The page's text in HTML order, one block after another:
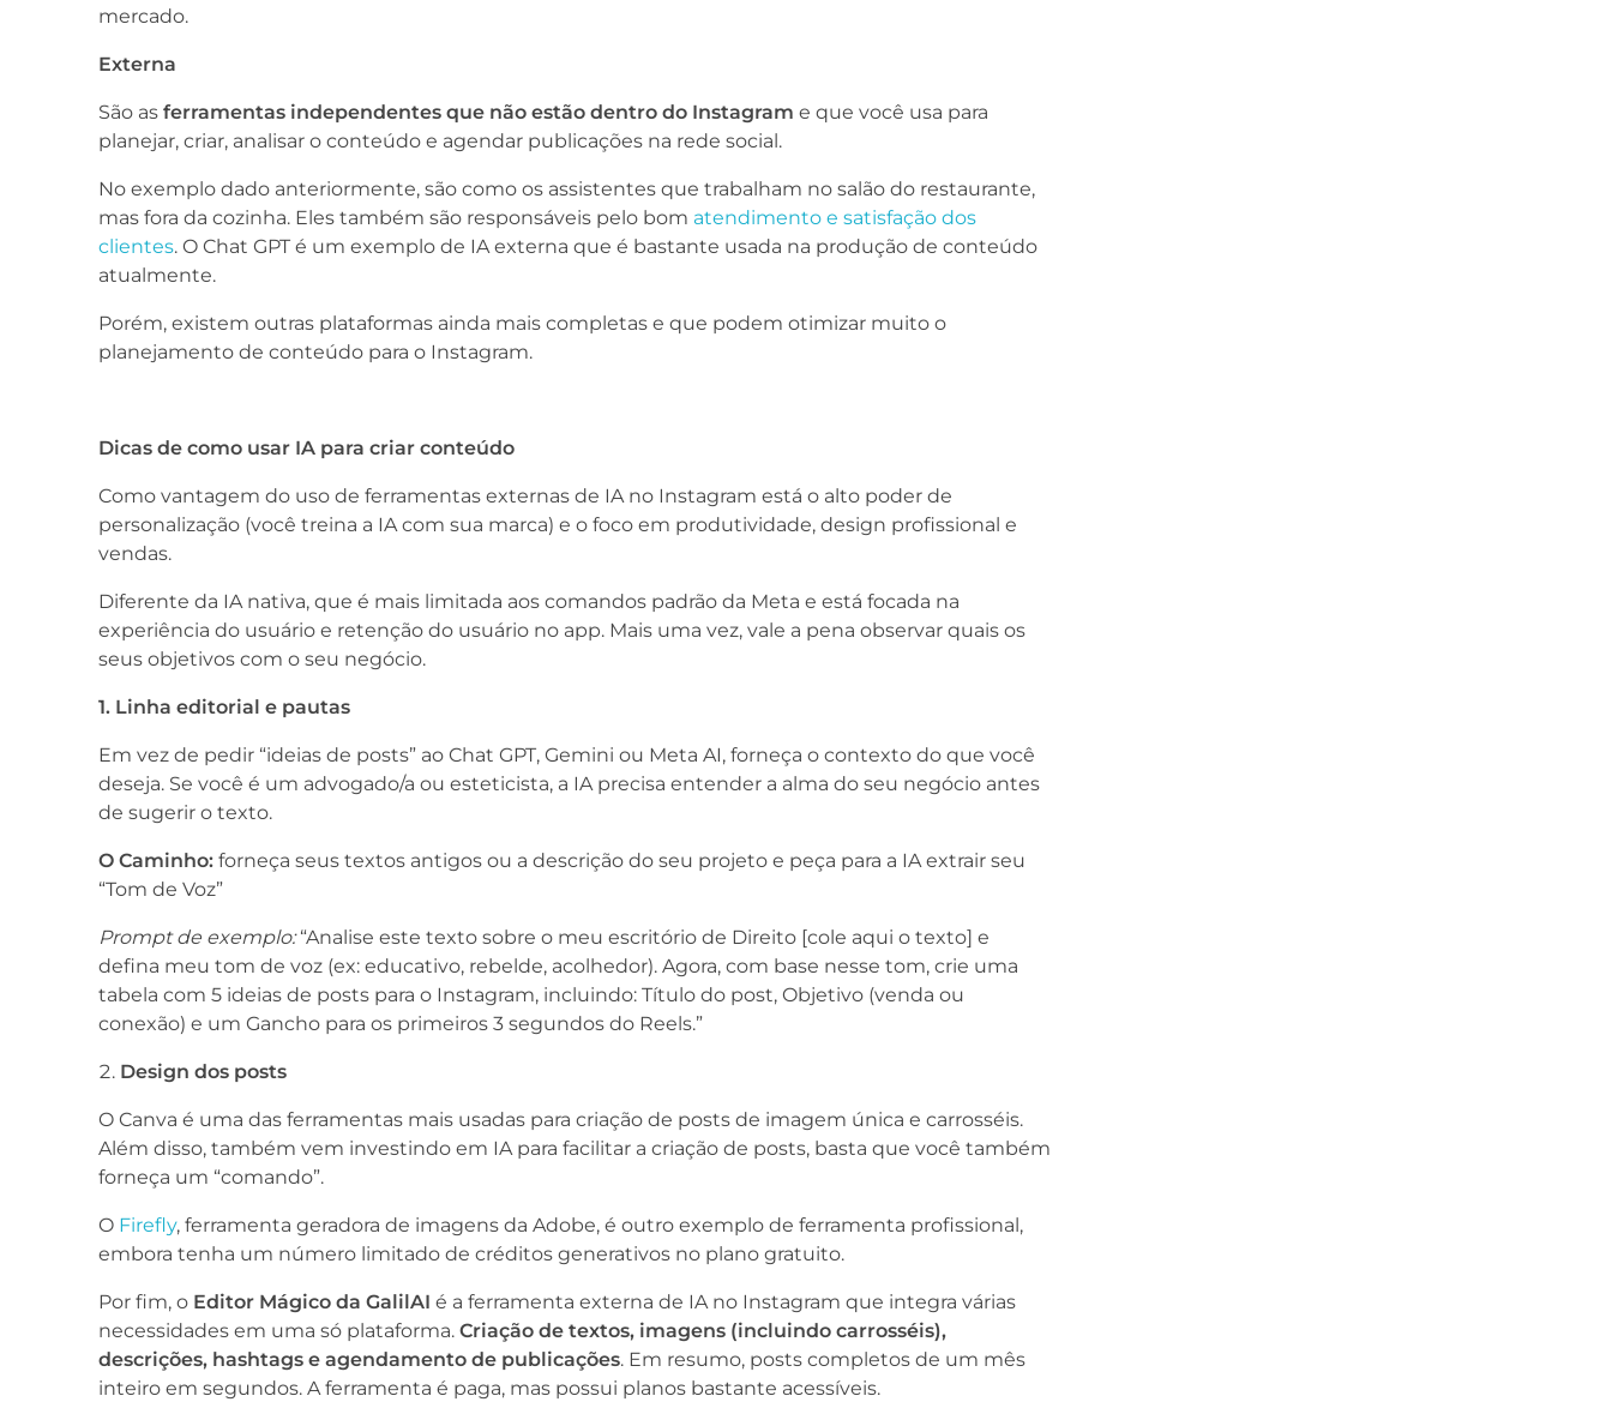
mercado.
Externa
São as ferramentas independentes que não estão dentro do Instagram e que você usa para
planejar, criar, analisar o conteúdo e agendar publicações na rede social.
No exemplo dado anteriormente, são como os assistentes que trabalham no salão do restaurante,
mas fora da cozinha. Eles também são responsáveis pelo bom atendimento e satisfação dos
clientes. O Chat GPT é um exemplo de IA externa que é bastante usada na produção de conteúdo
atualmente.
Porém, existem outras plataformas ainda mais completas e que podem otimizar muito o
planejamento de conteúdo para o Instagram.
Dicas de como usar IA para criar conteúdo
Como vantagem do uso de ferramentas externas de IA no Instagram está o alto poder de
personalização (você treina a IA com sua marca) e o foco em produtividade, design profissional e
vendas.
Diferente da IA nativa, que é mais limitada aos comandos padrão da Meta e está focada na
experiência do usuário e retenção do usuário no app. Mais uma vez, vale a pena observar quais os
seus objetivos com o seu negócio.
1. Linha editorial e pautas
Em vez de pedir “ideias de posts” ao Chat GPT, Gemini ou Meta AI, forneça o contexto do que você
deseja. Se você é um advogado/a ou esteticista, a IA precisa entender a alma do seu negócio antes
de sugerir o texto.
O Caminho: forneça seus textos antigos ou a descrição do seu projeto e peça para a IA extrair seu
“Tom de Voz”
Prompt de exemplo:“Analise este texto sobre o meu escritório de Direito [cole aqui o texto] e
defina meu tom de voz (ex: educativo, rebelde, acolhedor). Agora, com base nesse tom, crie uma
tabela com 5 ideias de posts para o Instagram, incluindo: Título do post, Objetivo (venda ou
conexão) e um Gancho para os primeiros 3 segundos do Reels.”
Design dos posts
O Canva é uma das ferramentas mais usadas para criação de posts de imagem única e carrosséis.
Além disso, também vem investindo em IA para facilitar a criação de posts, basta que você também
forneça um “comando”.
O Firefly, ferramenta geradora de imagens da Adobe, é outro exemplo de ferramenta profissional,
embora tenha um número limitado de créditos generativos no plano gratuito.
Por fim, o Editor Mágico da GalilAI é a ferramenta externa de IA no Instagram que integra várias
necessidades em uma só plataforma. Criação de textos, imagens (incluindo carrosséis),
descrições, hashtags e agendamento de publicações. Em resumo, posts completos de um mês
inteiro em segundos. A ferramenta é paga, mas possui planos bastante acessíveis.